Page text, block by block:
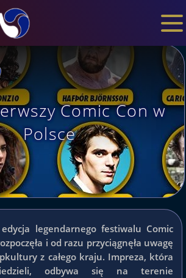
Comic Con w
Polsce
legendarnego festiwalu Comic
i od razu przyciągnęła uwagę
z całego kraju. Impreza, która
odbywa się na terenie